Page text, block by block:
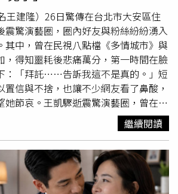
但不考慮生二胎。（圖／翻攝自法比
爾也想重溫兩人時光，但下一秒卻又忍
兒去哪裡玩，生活早已離不開女兒。至
胎？法比歐則斬釘截鐵地表示不會：
時間，我很想念女兒幼嬰時期，但有了
過一樣的生活，有第二個時間會更限
王建隆）26日驚傳在台北市大安區住
震驚演藝圈，圈內好友與粉絲紛紛湧入
其中，曾在民視八點檔《多情城市》與
，得知噩耗後悲痛萬分，第一時間在臉
：「拜託……告訴我這不是真的。」短
信與不捨，也讓不少網友看了鼻酸，
她節哀。王凱驟逝震驚演藝圈，曾在
子的賴慧如發文哀悼，短短一句話令人
臉書，賴慧如 Huiru Lai）賴慧如與王
情城市》，當時年紀比王凱小14歲的
凱的母親。賴慧如曾坦言，剛接到角色
得自己年紀比對方小，卻要演母子關係
著拍攝時間拉長，兩人培養出十足默
繼續閱讀